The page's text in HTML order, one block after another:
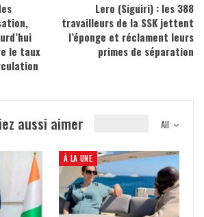
le taux
Lero (Siguiri) : les 388
travailleurs de la SSK jettent
l’éponge et réclament leurs
primes de séparation
All
aussi aimer
À LA UNE